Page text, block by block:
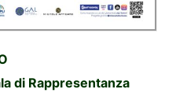
di Rappresentanza